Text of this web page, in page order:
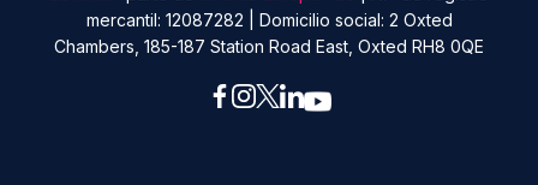
mercantil: 12087282 | Domicilio social: 2 Oxted
Chambers, 185-187 Station Road East, Oxted RH8 0QE